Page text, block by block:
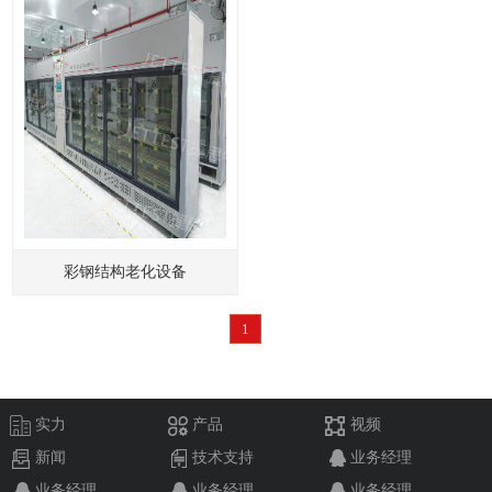
彩钢结构老化设备
1
实力 产品
视频
新闻
技术支持
业务经理